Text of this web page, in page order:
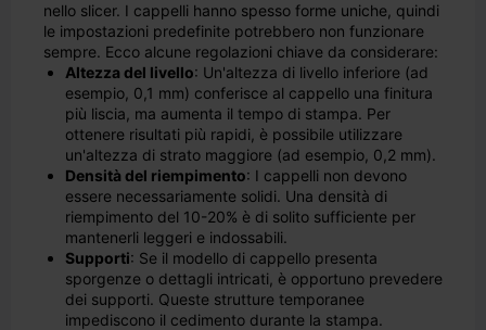
nello slicer. I cappelli hanno spesso forme uniche, quindi
le impostazioni predefinite potrebbero non funzionare
sempre. Ecco alcune regolazioni chiave da considerare:
Altezza del livello: Un'altezza di livello inferiore (ad
esempio, 0,1 mm) conferisce al cappello una finitura
più liscia, ma aumenta il tempo di stampa. Per
ottenere risultati più rapidi, è possibile utilizzare
un'altezza di strato maggiore (ad esempio, 0,2 mm).
Densità del riempimento: I cappelli non devono
essere necessariamente solidi. Una densità di
riempimento del 10-20% è di solito sufficiente per
mantenerli leggeri e indossabili.
Supporti: Se il modello di cappello presenta
sporgenze o dettagli intricati, è opportuno prevedere
dei supporti. Queste strutture temporanee
impediscono il cedimento durante la stampa.